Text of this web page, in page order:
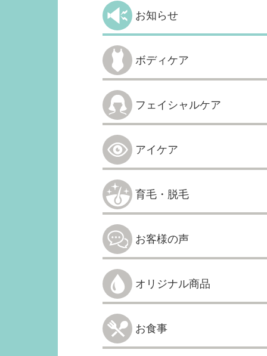
お知らせ
ボディケア
フェイシャルケア
アイケア
育毛・脱毛
お客様の声
オリジナル商品
お食事